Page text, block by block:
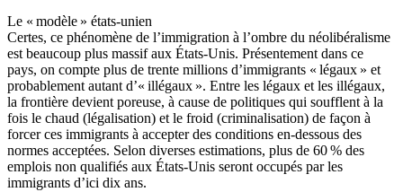
Le « modèle » états-unien
Certes, ce phénomène de l’immigration à l’ombre du néolibéralisme
est beaucoup plus massif aux États-Unis. Présentement dans ce
pays, on compte plus de trente millions d’immigrants « légaux » et
probablement autant d’« illégaux ». Entre les légaux et les illégaux,
la frontière devient poreuse, à cause de politiques qui soufflent à la
fois le chaud (légalisation) et le froid (criminalisation) de façon à
forcer ces immigrants à accepter des conditions en-dessous des
normes acceptées. Selon diverses estimations, plus de 60 % des
emplois non qualifiés aux États-Unis seront occupés par les
immigrants d’ici dix ans.